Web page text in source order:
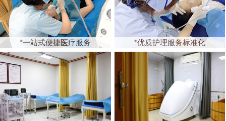
*一站式便捷医疗服务 *优质护理服务标准化